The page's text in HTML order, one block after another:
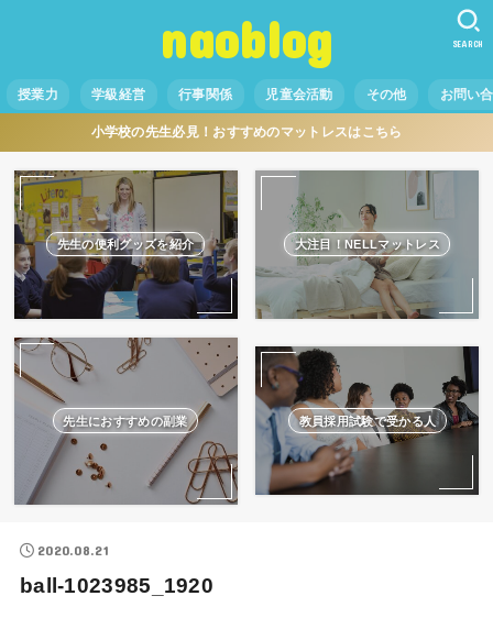
naoblog
授業力 学級経営 行事関係 児童会活動 その他 お問い
SEARCH
小学校の先生必見！おすすめのマットレスはこちら
先生の便利グッズを紹介 大注目！NELLマットレス
先生におすすめの副業 教員採用試験で受かる人
2020.08.21
ball-1023985_1920